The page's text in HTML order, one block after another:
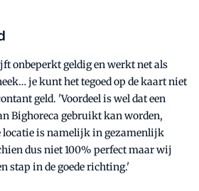
onbeperkt geldig en werkt net als
je kunt het tegoed op de kaart niet
geld. 'Voordeel is wel dat een
Bighoreca gebruikt kan worden,
locatie is namelijk in gezamenlijk
dus niet 100% perfect maar wij
stap in de goede richting.'